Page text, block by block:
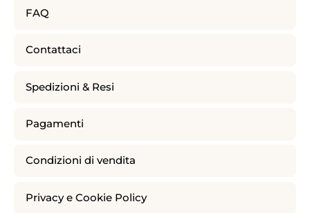
FAQ
Contattaci
Spedizioni & Resi
Pagamenti
Condizioni di vendita
Privacy e Cookie Policy